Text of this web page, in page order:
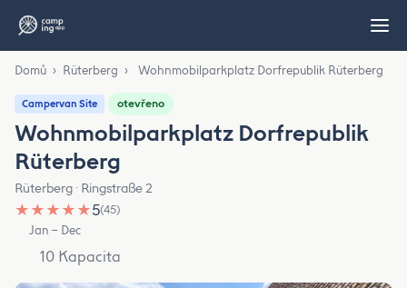
Domů › Rüterberg › Wohnmobilparkplatz Dorfrepublik Rüterberg
Campervan Site otevřeno
Wohnmobilparkplatz Dorfrepublik
Rüterberg
Rüterberg · Ringstraße 2
★ ★ ★ ★ ★5(45)
Jan – Dec
10 Kapacita